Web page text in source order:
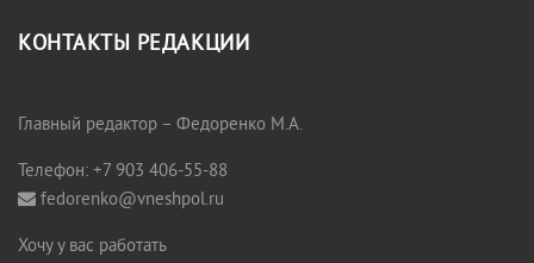
КОНТАКТЫ РЕДАКЦИИ
Главный редактор – Федоренко М.А.
Телефон: +7 903 406-55-88
fedorenko@vneshpol.ru
Хочу у вас работать